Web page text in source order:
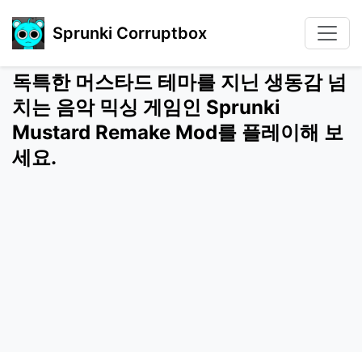
Sprunki Corruptbox
독특한 머스타드 테마를 지닌 생동감 넘
치는 음악 믹싱 게임인 Sprunki
Mustard Remake Mod를 플레이해 보
세요.